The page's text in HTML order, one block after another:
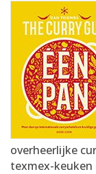
overheerlijke
texmex-keuken